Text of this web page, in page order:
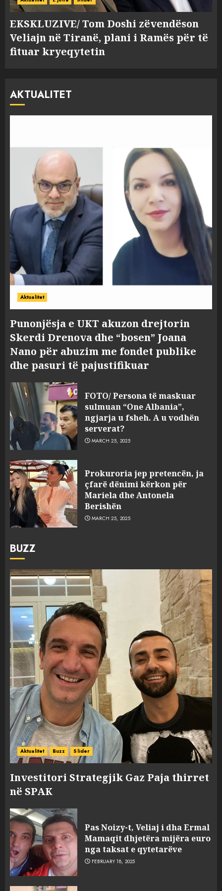
EKSKLUZIVE/ Tom Doshi zëvendëson
Veliajn në Tiranë, plani i Ramës për të
fituar kryeqytetin
AKTUALITET
Aktualitet
Punonjësja e UKT akuzon drejtorin
Skerdi Drenova dhe “bosen” Joana
Nano për abuzim me fondet publike
dhe pasuri të pajustifikuar
FOTO/ Persona të maskuar
sulmuan “One Albania”,
ngjarja u fsheh. A u vodhën
serverat?
MARCH 25, 2025
Prokuroria jep pretencën, ja
çfarë dënimi kërkon për
Mariela dhe Antonela
Berishën
MARCH 25, 2025
BUZZ
Aktualitet Buzz Slider
Investitori Strategjik Gaz Paja thirret
në SPAK
Pas Noizy-t, Veliaj i dha Ermal
Mamaqit dhjetëra mijëra euro
nga taksat e qytetarëve
FEBRUARY 18, 2025